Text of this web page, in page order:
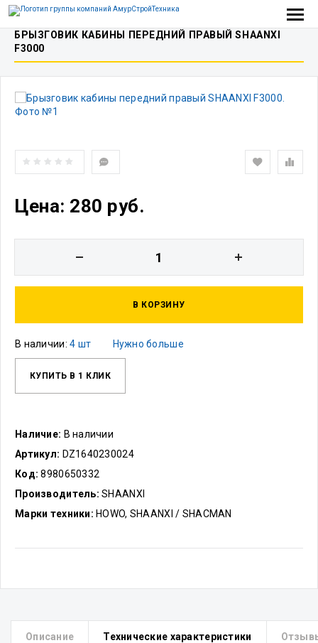
БРЫЗГОВИК КАБИНЫ ПЕРЕДНИЙ ПРАВЫЙ SHAANXI
F3000
Наличие: В наличии
Артикул: DZ1640230024
Код: 8980650332
Производитель: SHAANXI
Марки техники: HOWO, SHAANXI / SHACMAN
Цена: 280 руб.
В КОРЗИНУ
В наличии:4 шт Нужно больше
КУПИТЬ В 1 КЛИК
Описание Технические характеристики